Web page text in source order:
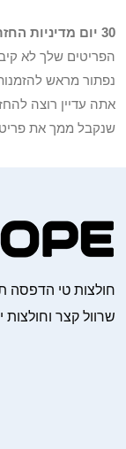
30 יום מדיניות החזר והחזר כספי
נפתור מראש
אתה עדיין רוצה
שנקבל ממך את
חולצות טי הדפסה
שרוול קצר